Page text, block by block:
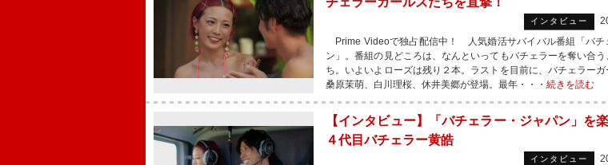
インタビュー
Prime Videoで独占配信中！ 人気婚活サバイバル番組「バチ
ン」。番組の見どころは、なんといってもバチェラーを奪い合
ち。いよいよローズは残り２本。ラストを目前に、バチェラーガ
桑原茉萌、白川理桜、休井美郷が登場。最年・・・ 続きを読む
【インタビュー】「バチェラー・ジャパン」を
４代目バチェラー黄皓
インタビュー